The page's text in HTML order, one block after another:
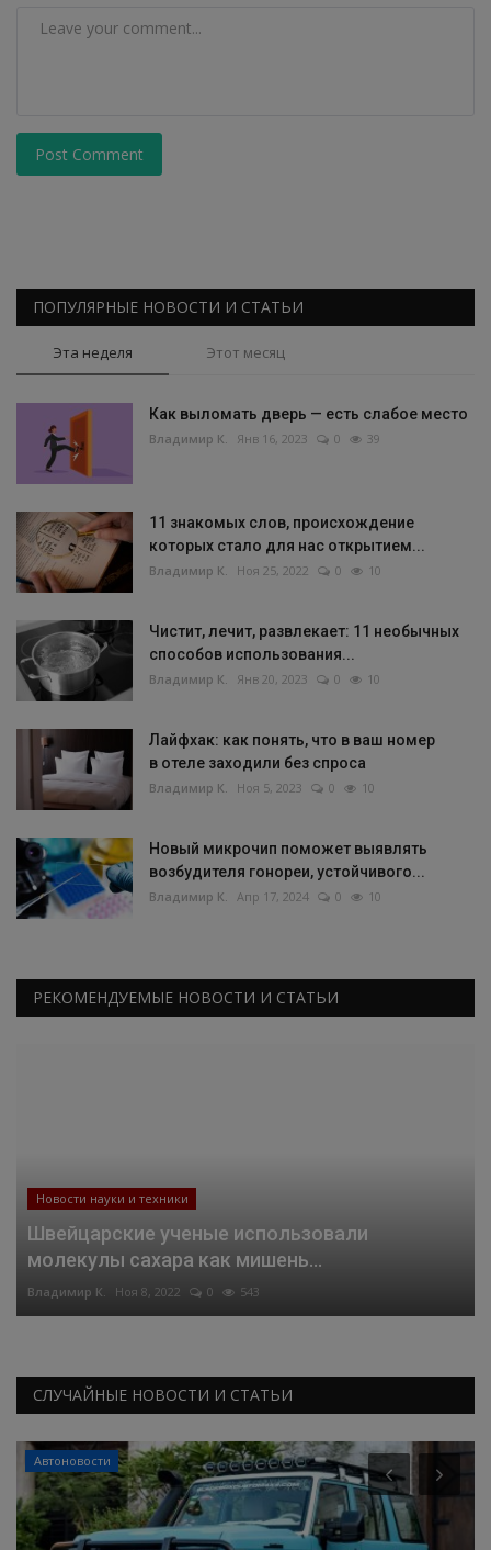
Post Comment
ПОПУЛЯРНЫЕ НОВОСТИ И СТАТЬИ
Эта неделя Этот месяц
Как выломать дверь — есть слабое место
Владимир К. Янв 16, 2023 0 39
11 знакомых слов, происхождение
которых стало для нас открытием...
Владимир К. Ноя 25, 2022 0 10
Чистит, лечит, развлекает: 11 необычных
способов использования...
Владимир К. Янв 20, 2023 0 10
Лайфхак: как понять, что в ваш номер
в отеле заходили без спроса
Владимир К. Ноя 5, 2023 0 10
Новый микрочип поможет выявлять
возбудителя гонореи, устойчивого...
Владимир К. Апр 17, 2024 0 10
РЕКОМЕНДУЕМЫЕ НОВОСТИ И СТАТЬИ
Новости науки и техники
Швейцарские ученые использовали
молекулы сахара как мишень...
Владимир К. Ноя 8, 2022 0 543
СЛУЧАЙНЫЕ НОВОСТИ И СТАТЬИ
Автоновости